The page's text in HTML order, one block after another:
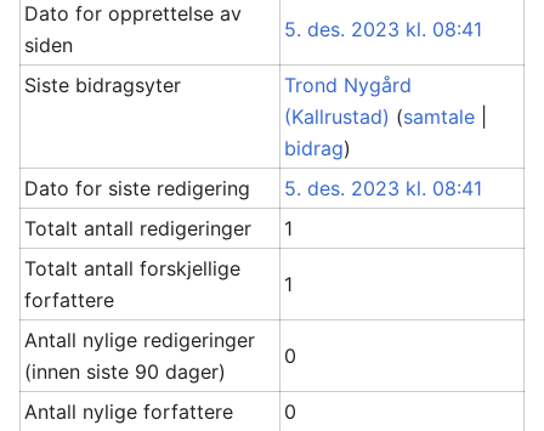
Dato for opprettelse av
siden
5. des. 2023 kl. 08:41
Siste bidragsyter
Trond Nygård
(Kallrustad) (samtale
bidrag)
Dato for siste redigering
5. des. 2023 kl. 08:41
Totalt antall redigeringer
1
Totalt antall forskjellige
forfattere
1
Antall nylige redigeringer
(innen siste 90 dager)
0
Antall nylige forfattere 0